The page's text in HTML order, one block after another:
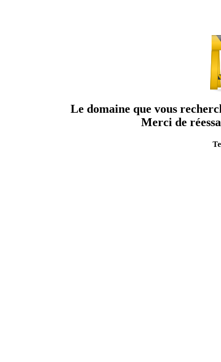
Le domaine que vous
Merci de